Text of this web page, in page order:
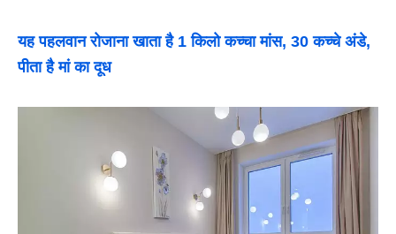
यह पहलवान रोजाना खाता है 1 किलो कच्चा मांस, 30 कच्चे अंडे,
पीता है मां का दूध